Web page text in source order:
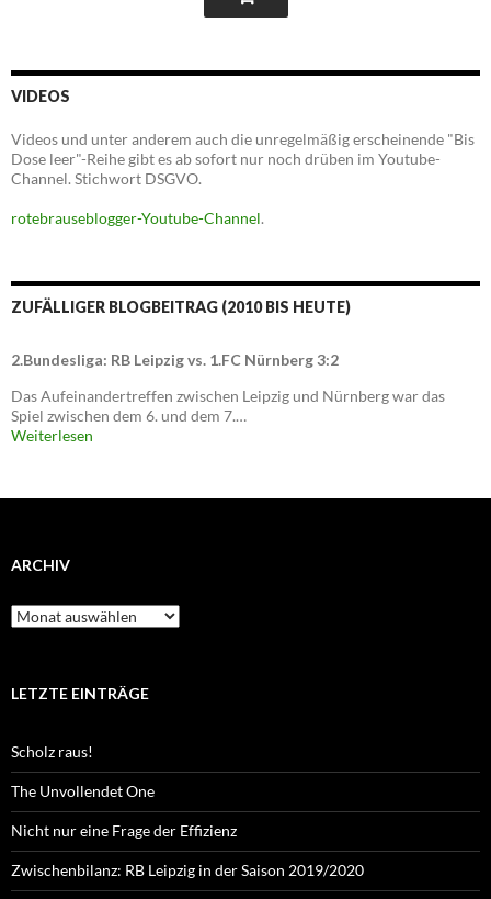
VIDEOS
Videos und unter anderem auch die unregelmäßig erscheinende "Bis
Dose leer"-Reihe gibt es ab sofort nur noch drüben im Youtube-
Channel. Stichwort DSGVO.
rotebrauseblogger-Youtube-Channel.
ZUFÄLLIGER BLOGBEITRAG (2010 BIS HEUTE)
2.Bundesliga: RB Leipzig vs. 1.FC Nürnberg 3:2
Das Aufeinandertreffen zwischen Leipzig und Nürnberg war das
Spiel zwischen dem 6. und dem 7.…
Weiterlesen
ARCHIV
Archiv
LETZTE EINTRÄGE
Scholz raus!
The Unvollendet One
Nicht nur eine Frage der Effizienz
Zwischenbilanz: RB Leipzig in der Saison 2019/2020